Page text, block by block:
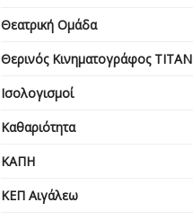
Θεατρική Ομάδα
Θερινός Κινηματογράφος ΤΙΤΑΝ
Ισολογισμοί
Καθαριότητα
ΚΑΠΗ
ΚΕΠ Αιγάλεω